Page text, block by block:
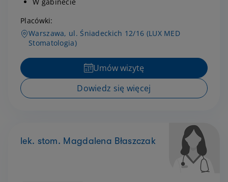
Placówki:
Warszawa, ul. Śniadeckich 12/16 (LUX MED
Stomatologia)
Umów wizytę
Dowiedz się więcej
lek. stom. Magdalena Błaszczak